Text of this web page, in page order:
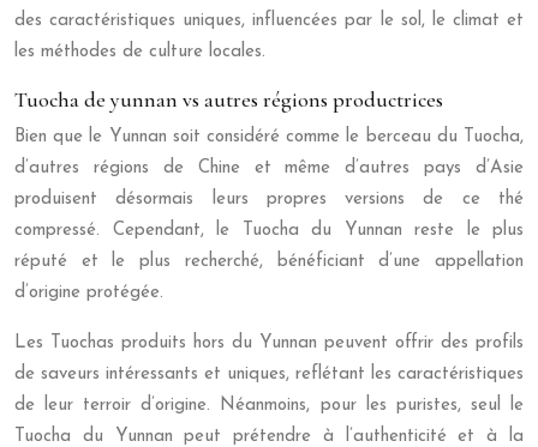
des caractéristiques uniques, influencées par le sol, le climat et
les méthodes de culture locales.
Tuocha de yunnan vs autres régions productrices
Bien que le Yunnan soit considéré comme le berceau du Tuocha,
d’autres régions de Chine et même d’autres pays d’Asie
produisent désormais leurs propres versions de ce thé
compressé. Cependant, le Tuocha du Yunnan reste le plus
réputé et le plus recherché, bénéficiant d’une appellation
d’origine protégée.
Les Tuochas produits hors du Yunnan peuvent offrir des profils
de saveurs intéressants et uniques, reflétant les caractéristiques
de leur terroir d’origine. Néanmoins, pour les puristes, seul le
Tuocha du Yunnan peut prétendre à l’authenticité et à la